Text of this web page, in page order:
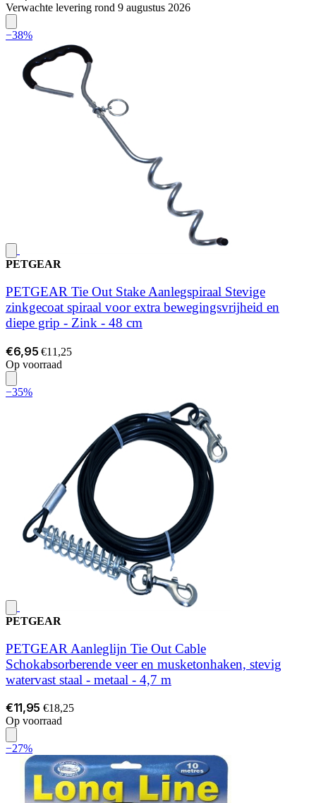
Verwachte levering rond 9 augustus 2026
−38%
PETGEAR
PETGEAR Tie Out Stake Aanlegspiraal Stevige
zinkgecoat spiraal voor extra bewegingsvrijheid en
diepe grip - Zink - 48 cm
€6,95 €11,25
Op voorraad
−35%
PETGEAR
PETGEAR Aanleglijn Tie Out Cable
Schokabsorberende veer en musketonhaken, stevig
watervast staal - metaal - 4,7 m
€11,95 €18,25
Op voorraad
−27%